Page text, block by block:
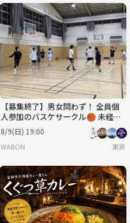
【募集終了】男女問わず！ 全員個
人参加のバスケサークル🏀 未経
験、女性大歓迎◎エンジョイレベ
ル！
8/9(日) 19:00
WABON 東京